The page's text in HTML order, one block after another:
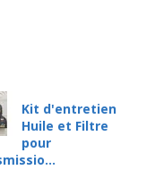
Kit d'entretien
Huile et Filtre
pour